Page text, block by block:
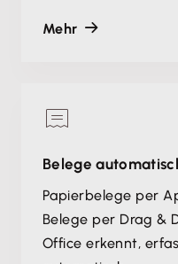
Mehr
Belege
Papierbelege per
Belege per Drag &
Office erkennt,